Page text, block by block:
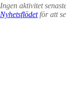
Ingen aktivitet
Nyhetsflödetför att